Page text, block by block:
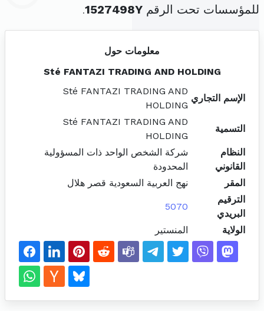
للمؤسسات تحت الرقم 1527498Y
.
معلومات حول
Sté FANTAZI TRADING AND HOLDING
الإسم التجاري
Sté FANTAZI TRADING AND
HOLDING
التسمية
Sté FANTAZI TRADING AND
HOLDING
النظام
القانوني
شركة الشخص الواحد ذات المسؤولية
المحدودة
المقر
نهج العربية السعودية قصر هلال
الترقيم
البريدي
5070
الولاية المنستير